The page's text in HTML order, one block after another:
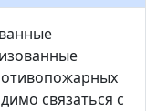
связаться с